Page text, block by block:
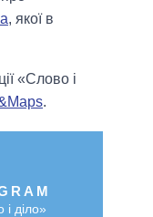
, якої в
«Слово і
.
діло»